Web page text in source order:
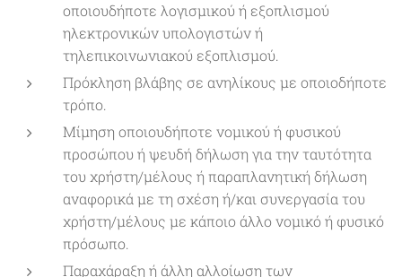
οποιουδήποτε λογισμικού ή εξοπλισμού
ηλεκτρονικών υπολογιστών ή
τηλεπικοινωνιακού εξοπλισμού.
Πρόκληση βλάβης σε ανηλίκους με οποιοδήποτε
τρόπο.
Μίμηση οποιουδήποτε νομικού ή φυσικού
προσώπου ή ψευδή δήλωση για την ταυτότητα
του χρήστη/μέλους ή παραπλανητική δήλωση
αναφορικά με τη σχέση ή/και συνεργασία του
χρήστη/μέλους με κάποιο άλλο νομικό ή φυσικό
πρόσωπο.
Παραχάραξη ή άλλη αλλοίωση των